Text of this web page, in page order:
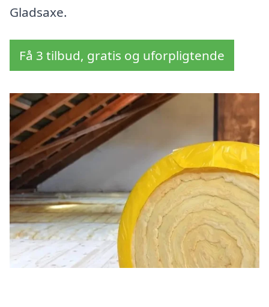
Gladsaxe.
Få 3 tilbud, gratis og uforpligtende